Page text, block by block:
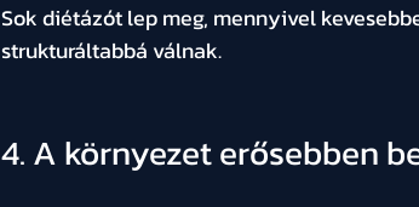
Sok diétázót lep meg, mennyivel
strukturáltabbá válnak.
4. A környezet erősebben